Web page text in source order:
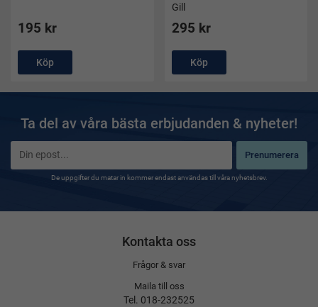
195 kr
Köp
Gill
295 kr
Köp
Ta del av våra bästa erbjudanden & nyheter!
Prenumerera
De uppgifter du matar in kommer endast användas till våra nyhetsbrev.
Kontakta oss
Frågor & svar
Maila till oss
Tel. 018-232525